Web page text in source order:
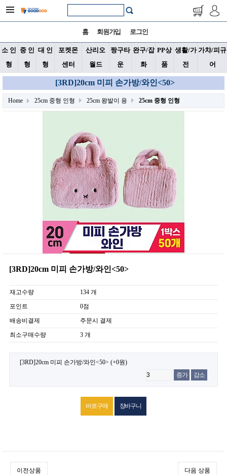
홈 회원가입 로그인
소 인
형
중 인
형
대 인
형
포켓몬
센터
산리오
월드
짱구타
운
완구/잡
화
PP상
품
생활/가
전
가챠/피규
어
[3RD]20cm 미피 손가방/와인<50>
Home 25cm 중형 인형 25cm 왕발이 용 25cm 중형 인형
[3RD]20cm 미피 손가방/와인<50>
재고수량
134 개
포인트
0점
배송비결제
주문시 결제
최소구매수량
3 개
[3RD]20cm 미피 손가방/와인<50> (+0원)
증가
감소
이전상품 다음 상품